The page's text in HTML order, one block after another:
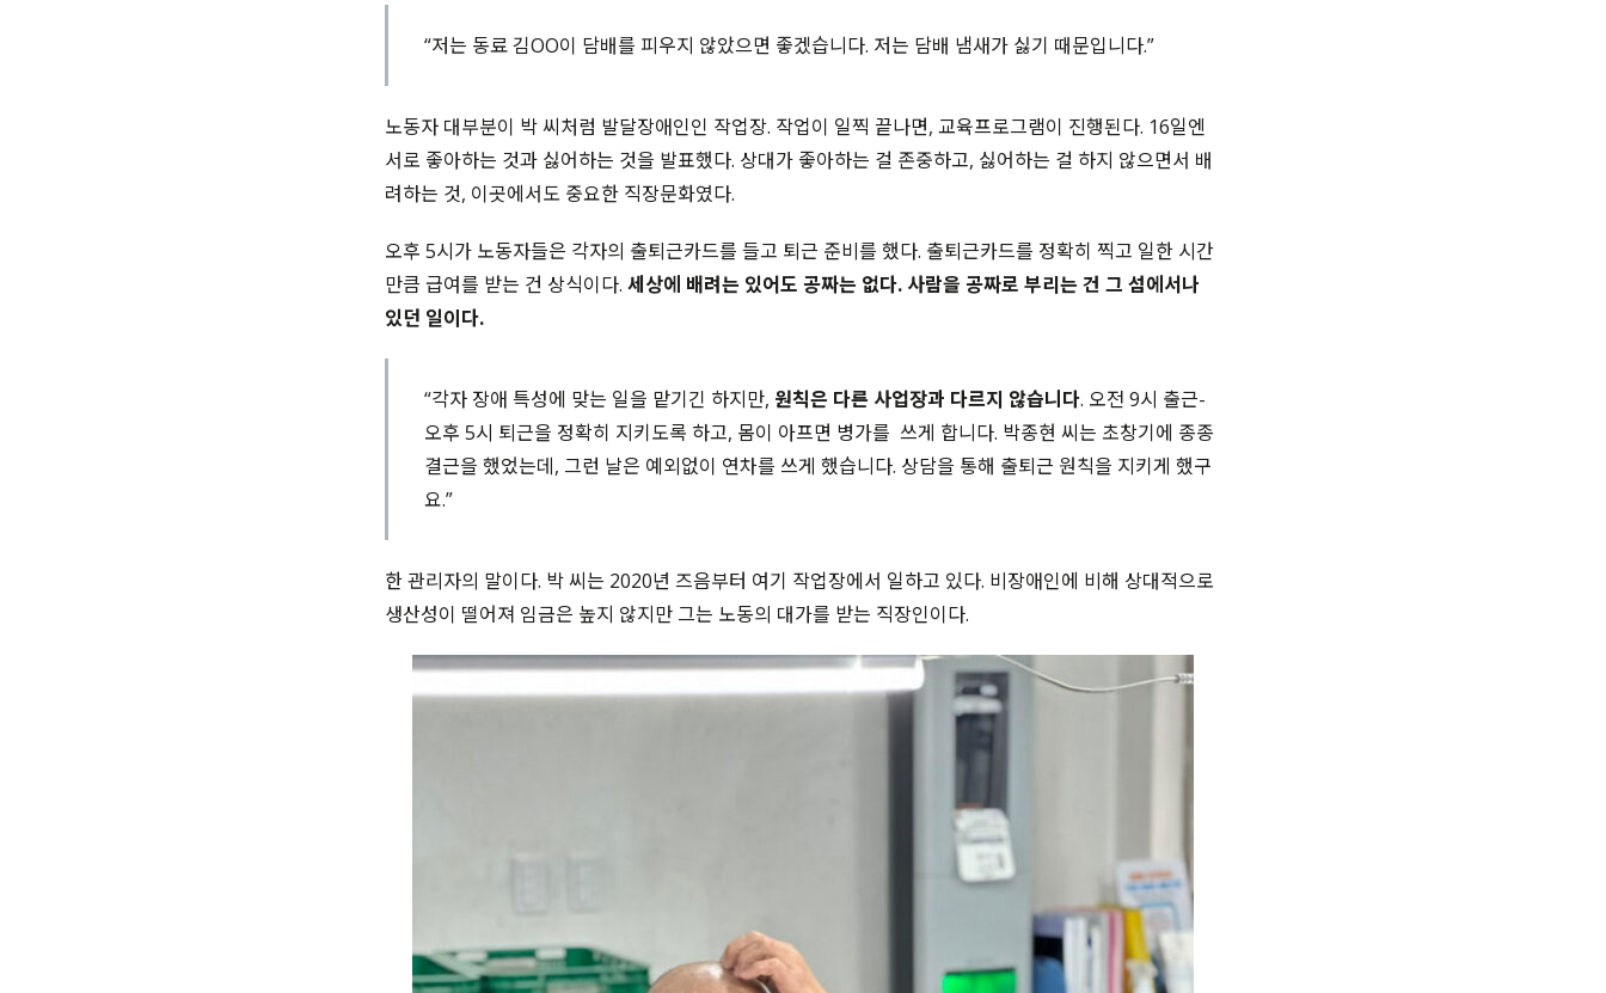
“저는 동료 김OO이 담배를 피우지 않았으면 좋겠습니다. 저는 담배 냄새가 싫기 때문입니다.”
노동자 대부분이 박 씨처럼 발달장애인인 작업장. 작업이 일찍 끝나면, 교육프로그램이 진행된다. 16일엔
서로 좋아하는 것과 싫어하는 것을 발표했다. 상대가 좋아하는 걸 존중하고, 싫어하는 걸 하지 않으면서 배
려하는 것, 이곳에서도 중요한 직장문화였다.
오후 5시가 노동자들은 각자의 출퇴근카드를 들고 퇴근 준비를 했다. 출퇴근카드를 정확히 찍고 일한 시간
만큼 급여를 받는 건 상식이다. 세상에 배려는 있어도 공짜는 없다. 사람을 공짜로 부리는 건 그 섬에서나
있던 일이다.
“각자 장애 특성에 맞는 일을 맡기긴 하지만, 원칙은 다른 사업장과 다르지 않습니다. 오전 9시 출근-
오후 5시 퇴근을 정확히 지키도록 하고, 몸이 아프면 병가를 쓰게 합니다. 박종현 씨는 초창기에 종종
결근을 했었는데, 그런 날은 예외없이 연차를 쓰게 했습니다. 상담을 통해 출퇴근 원칙을 지키게 했구
요.”
한 관리자의 말이다. 박 씨는 2020년 즈음부터 여기 작업장에서 일하고 있다. 비장애인에 비해 상대적으로
생산성이 떨어져 임금은 높지 않지만 그는 노동의 대가를 받는 직장인이다.